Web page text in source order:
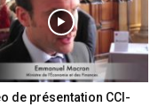
de présentation CCI-